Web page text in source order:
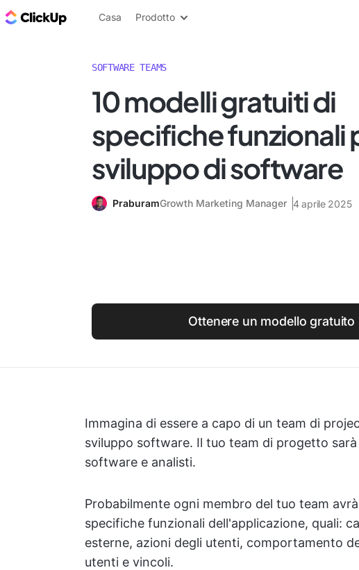
Blog di ClickUp
Casa Prodotto
SOFTWARE TEAMS
10 modelli gratuiti di
specifiche funzionali
sviluppo di software
PraburamGrowth Marketing Manager 4 aprile 2025
Ottenere un modello gratuito
Immagina di essere a capo di un team di
sviluppo software. Il tuo team di progetto
software e analisti.
Probabilmente ogni membro del tuo team
specifiche funzionali dell'applicazione, quali:
esterne, azioni degli utenti, comportamento
utenti e vincoli.